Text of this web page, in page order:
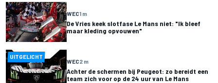
WEC1 m
De Vries keek slotfase Le Mans niet: "Ik bleef
maar kleding opvouwen"
UITGELICHT
WEC2 m
Achter de schermen bij Peugeot: zo bereidt een
team zich voor op de 24 uur van Le Mans